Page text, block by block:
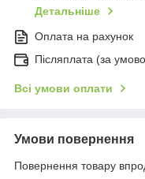
Детальніше
Оплата на рахунок
Післяплата (за
Всі умови оплати
Умови повернення
Повернення товару